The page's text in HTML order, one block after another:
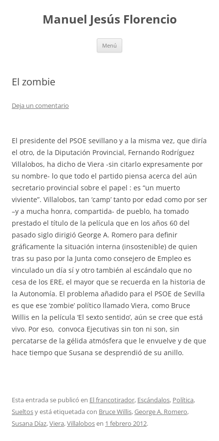
contenidoManuel Jesús Florencio
Menú
El zombie
Deja un comentario
El presidente del PSOE sevillano y a la misma vez, que diría
el otro, de la Diputación Provincial, Fernando Rodríguez
Villalobos, ha dicho de Viera -sin citarlo expresamente por
su nombre- lo que todo el partido piensa acerca del aún
secretario provincial sobre el papel : es “un muerto
viviente”. Villalobos, tan ‘camp’ tanto por edad como por ser
–y a mucha honra, compartida- de pueblo, ha tomado
prestado el título de la película que en los años 60 del
pasado siglo dirigió George A. Romero para definir
gráficamente la situación interna (insostenible) de quien
tras su paso por la Junta como consejero de Empleo es
vinculado un día sí y otro también al escándalo que no
cesa de los ERE, el mayor que se recuerda en la historia de
la Autonomía. El problema añadido para el PSOE de Sevilla
es que ese ‘zombie’ político llamado Viera, como Bruce
Willis en la película ‘El sexto sentido’, aún se cree que está
vivo. Por eso, convoca Ejecutivas sin ton ni son, sin
percatarse de la gélida atmósfera que le envuelve y de que
hace tiempo que Susana se desprendió de su anillo.
Esta entrada se publicó en El francotirador, Escándalos, Política,
Sueltosy está etiquetada con Bruce Willis,George A. Romero,
Susana Díaz,Viera,Villalobosen 1 febrero 2012.